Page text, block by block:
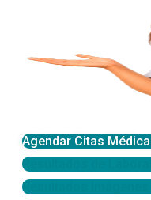
Agendar Citas
Resultados de
Resultados